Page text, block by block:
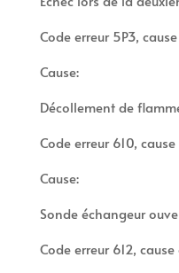
Code erreur 5P3,
Cause:
Décollement de
Code erreur 610,
Cause:
Sonde échangeur
Code erreur 612,